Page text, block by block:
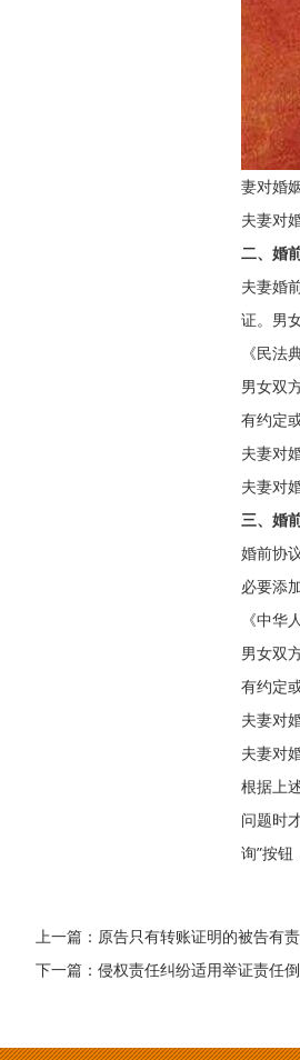
妻对婚
夫妻对
二、婚
夫妻婚
证。男
《民法
男女双
有约定
夫妻对
夫妻对
三、婚
婚前协
必要添
《中华
男女双
有约定
夫妻对
夫妻对
根据上
问题时
询”按钮
上一篇： 原告只有转账证明的被告有
下一篇： 侵权责任纠纷适用举证责任